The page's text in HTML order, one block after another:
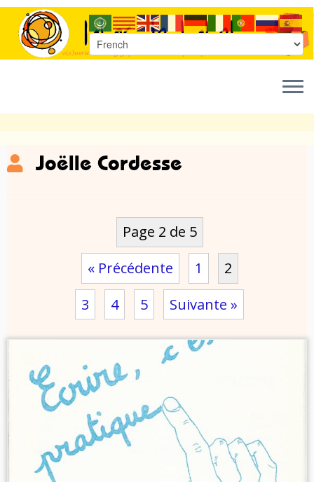
au
Joëlle Cordesse
Page 2 de 5
« Précédente
1
2
3
4 5 Suivante »